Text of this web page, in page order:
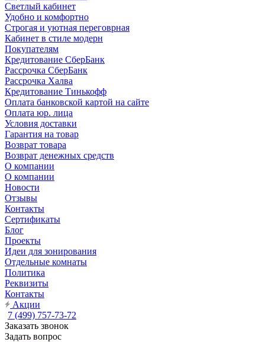
Светлый кабинет
Удобно и комфортно
Строгая и уютная переговрная
Кабинет в стиле модерн
Покупателям
Кредитование СберБанк
Рассрочка СберБанк
Рассрочка Халва
Кредитование Тинькофф
Оплата банковской картой на сайте
Оплата юр. лица
Условия доставки
Гарантия на товар
Возврат товара
Возврат денежных средств
О компании
О компании
Новости
Отзывы
Контакты
Сертификаты
Блог
Проекты
Идеи для зонирования
Отдельные комнаты
Политика
Реквизиты
Контакты
Акции
7 (499) 757-73-72
Заказать звонок
Задать вопрос